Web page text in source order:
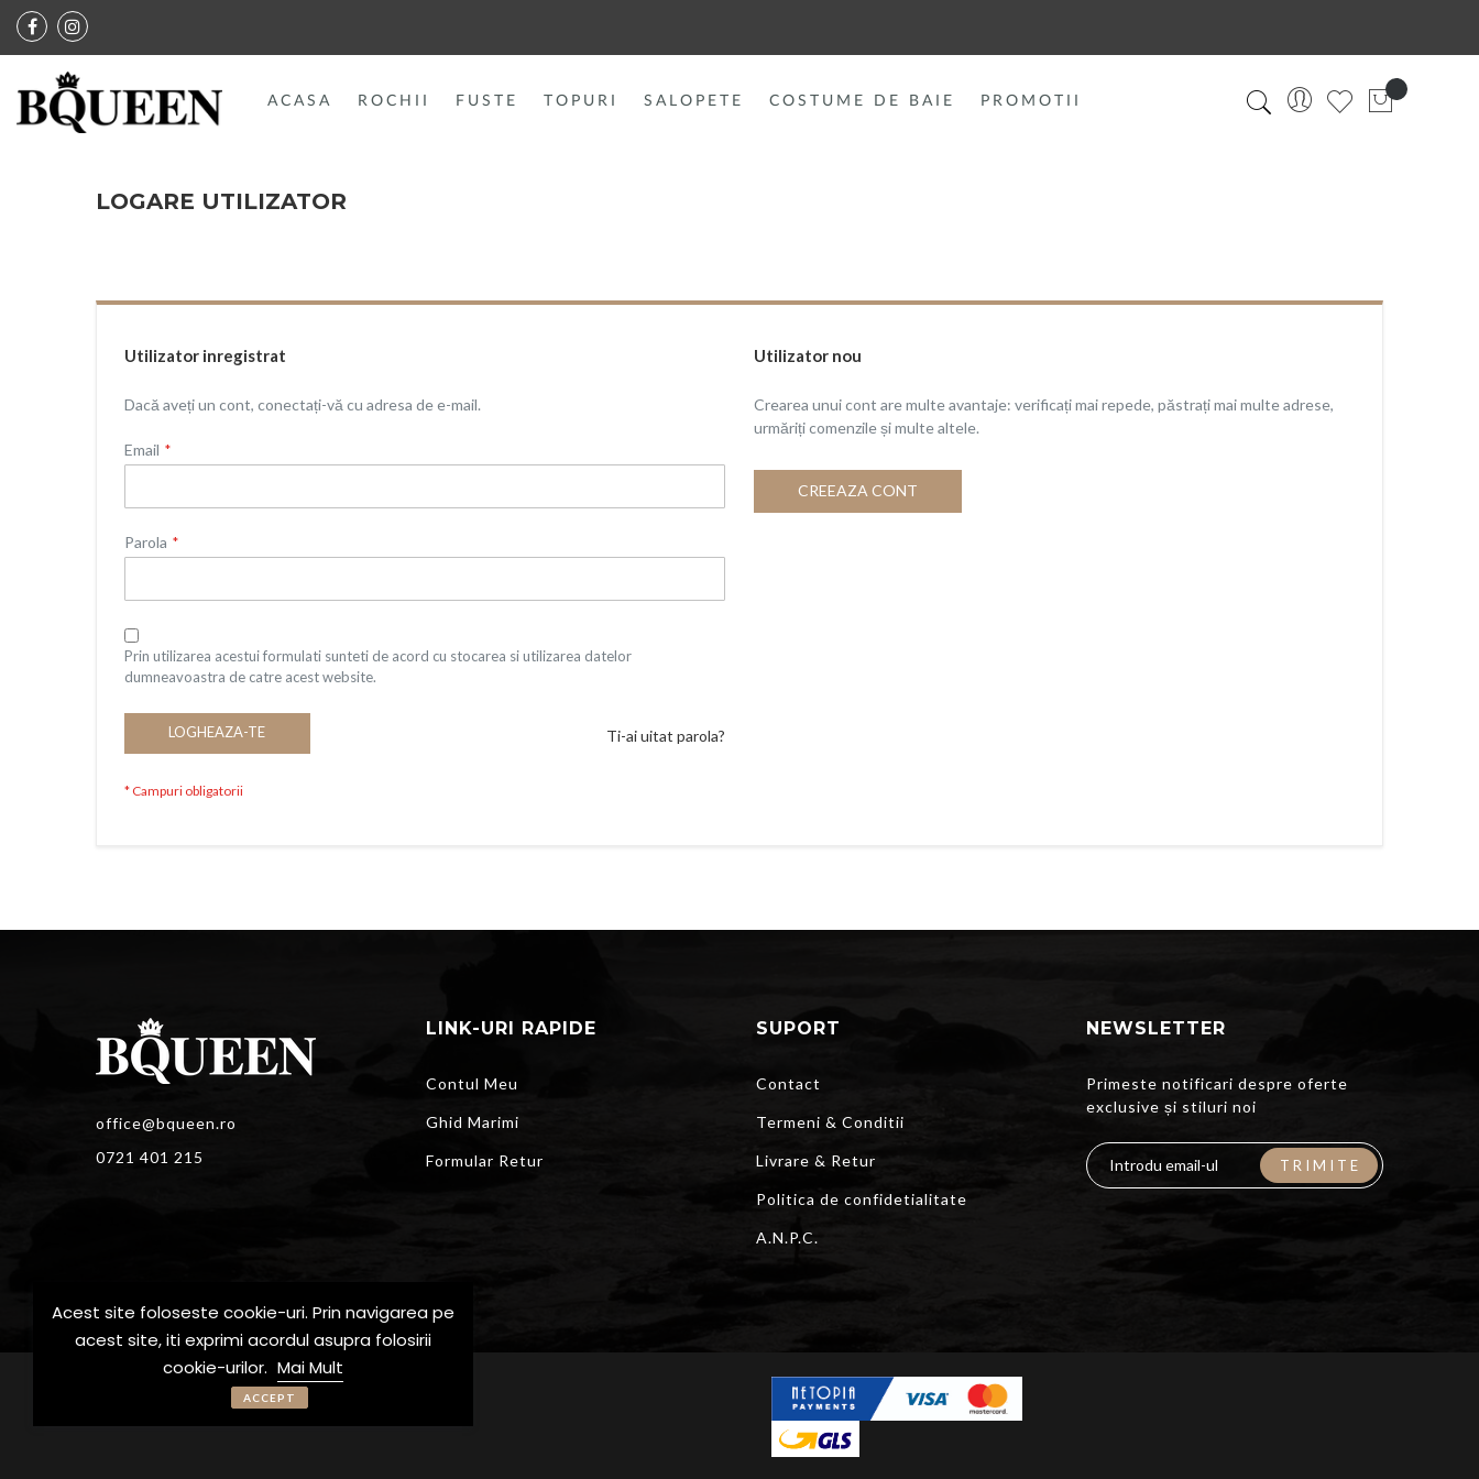
Acest site foloseste cookie-uri. Prin navigarea pe
acest site, iti exprimi acordul asupra folosirii
cookie-urilor. Mai Mult
ACCEPT
ACASA ROCHII FUSTE TOPURI SALOPETE COSTUME DE BAIE PROMOTII
LOGARE UTILIZATOR
Utilizator inregistrat
Dacă aveți un cont, conectați-vă cu adresa de e-mail.
Email
Parola
Prin utilizarea acestui formulati sunteti de acord cu stocarea si utilizarea datelor
dumneavoastra de catre acest website.
LOGHEAZA-TE Ti-ai uitat parola?
Utilizator nou
Crearea unui cont are multe avantaje: verificați mai repede, păstrați mai multe adrese,
urmăriți comenzile și multe altele.
CREEAZA CONT
office@bqueen.ro
0721 401 215
LINK-URI RAPIDE
Contul Meu
Ghid Marimi
Formular Retur
SUPORT
Contact
Termeni & Conditii
Livrare & Retur
Politica de confidetialitate
A.N.P.C.
NEWSLETTER
Primeste notificari despre oferte
exclusive și stiluri noi
TRIMITE
© BQueen - Toate drepturile rezervate